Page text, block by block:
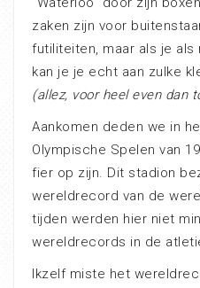
zaken zijn voor
futiliteiten, maar als je
kan je je echt aan zulke
(allez, voor heel even dan
Aankomen deden we in
Olympische Spelen van
fier op zijn. Dit stadion
wereldrecord van de
tijden werden hier niet
wereldrecords in de
Ikzelf miste het